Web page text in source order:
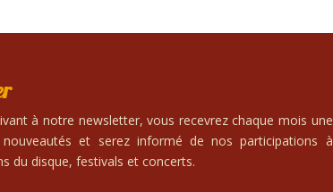
à notre newsletter, vous recevrez chaque mois une
et serez informé de nos participations à
du disque, festivals et concerts.